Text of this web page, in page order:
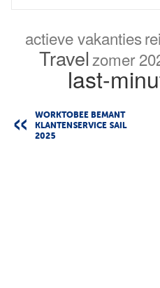
actieve vakanties
Travelzomer
last-
WORKTOBEE BEMANT
KLANTENSERVICE SAIL
2025